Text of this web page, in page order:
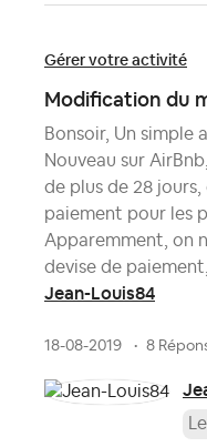
Gérer votre activité
Modification du
Bonsoir, Un simple
Nouveau sur
de plus de 28
paiement pour les
Apparemment, on
devise de paiement,
Jean-Louis84
18-08-2019 8